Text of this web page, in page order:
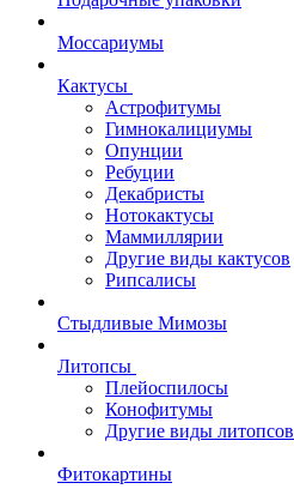
Моссариумы
Кактусы
Астрофитумы
Гимнокалициумы
Опунции
Ребуции
Декабристы
Нотокактусы
Маммиллярии
Другие виды кактусов
Рипсалисы
Стыдливые Мимозы
Литопсы
Плейоспилосы
Конофитумы
Другие виды литопсов
Фитокартины